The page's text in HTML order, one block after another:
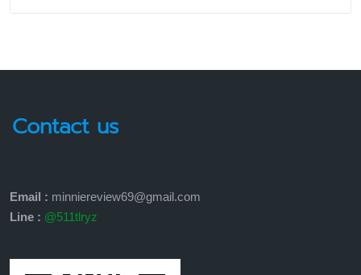
Contact us
Email : minniereview69@gmail.com
Line : @511tlryz